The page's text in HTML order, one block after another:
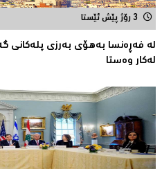
3 رۆژ پێش ئێستا
لە فەڕەنسا بەهۆی بەرزی پلەکانی
له‌كار وه‌ستا